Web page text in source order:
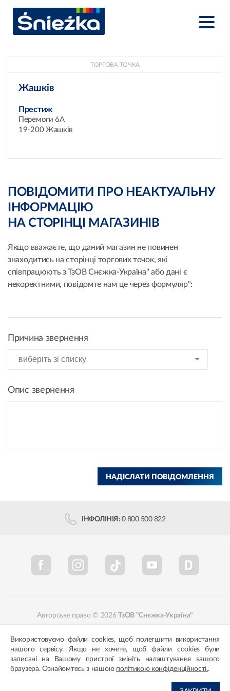
ТОРГОВА ТОЧКА
Жашків
Престиж
Перемоги 6А
19-200 Жашків
ПОВІДОМИТИ ПРО НЕАКТУАЛЬНУ
ІНФОРМАЦІЮ
НА СТОРІНЦІ МАГАЗИНІВ
Якщо вважаєте, що даний магазин не повинен
знаходитись на сторінці торгових точок, які
співпрацюють з ТзОВ Снєжка-Україна" або дані є
некоректними, повідомте нам це через формуляр":
Причина звернення
Опис звернення
НАДІСЛАТИ ПОВІДОМЛЕННЯ
ІНФОЛІНІЯ: 0 800 500 822
Авторське право © 2026ТзОВ "Снєжка-Україна"
Політика конфіденційності Відповідність кольорів
Використовуємо файли cookies, щоб полегшити використання
нашого сервісу. Якщо не хочете, щоб файли cookies були
записані на Вашому пристрої змініть налаштування вашого
браузера. Ознайомтесь з нашою політикою конфіденційності..